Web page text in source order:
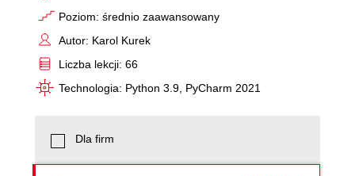
Poziom: średnio zaawansowany
Autor: Karol Kurek
Liczba lekcji: 66
Technologia: Python 3.9, PyCharm 2021
Dla firm